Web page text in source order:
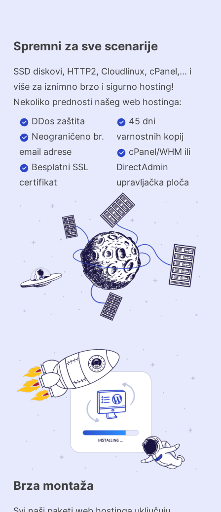
Spremni za sve scenarije
SSD diskovi, HTTP2, Cloudlinux, cPanel,... i
više za iznimno brzo i sigurno hosting!
Nekoliko prednosti našeg web hostinga:
DDos zaštita
Neograničeno br.
email adrese
Besplatni SSL
certifikat
45 dni
varnostnih kopij
cPanel/WHM ili
DirectAdmin
upravljačka ploča
Brza montaža